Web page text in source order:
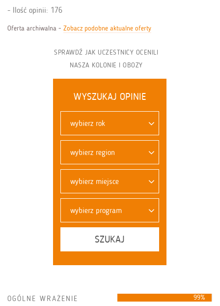
Ilość opinii: 176
Oferta archiwalna - Zobacz podobne aktualne oferty
SPRAWDŹ JAK UCZESTNICY OCENILI
NASZA KOLONIE I OBOZY
WYSZUKAJ OPINIE
wybierz rok
wybierz region
wybierz miejsce
wybierz program
SZUKAJ
OGÓLNE WRAŻENIE 99%